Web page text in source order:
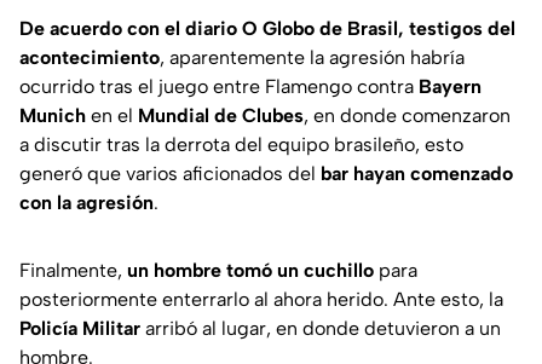
De acuerdo con el diario O Globo de Brasil, testigos del
acontecimiento, aparentemente la agresión habría
ocurrido tras el juego entre Flamengo contra Bayern
Munich en el Mundial de Clubes, en donde comenzaron
a discutir tras la derrota del equipo brasileño, esto
generó que varios aficionados del bar hayan comenzado
con la agresión.
Finalmente, un hombre tomó un cuchillo para
posteriormente enterrarlo al ahora herido. Ante esto, la
Policía Militar arribó al lugar, en donde detuvieron a un
hombre.